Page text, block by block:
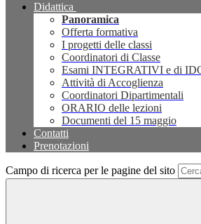
Didattica
Panoramica
Offerta formativa
I progetti delle classi
Coordinatori di Classe
Esami INTEGRATIVI e di
Attività di Accoglienza
Coordinatori Dipartimentali
ORARIO delle lezioni
Documenti del 15 maggio
Contatti
Prenotazioni
Campo di ricerca per le pagine del sito